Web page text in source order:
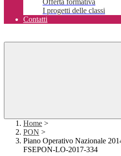
Offerta formativa
I progetti delle classi
Contatti
Home >
PON >
Piano Operativo Nazionale
FSEPON-LO-2017-334